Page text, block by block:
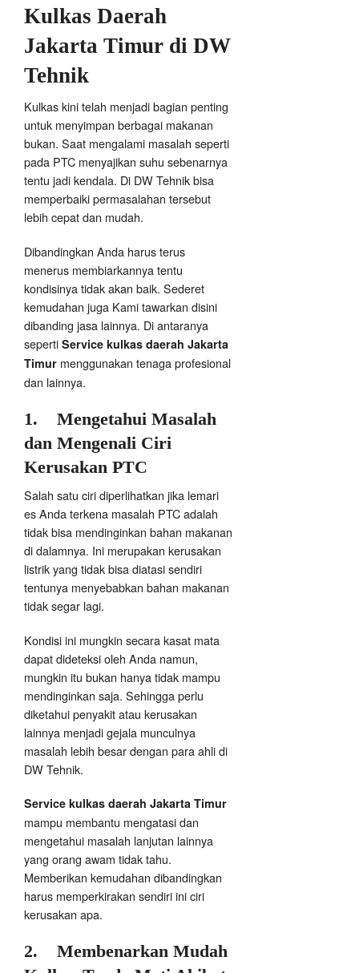
Kulkas Daerah
Jakarta Timur di DW
Tehnik
Kulkas kini telah menjadi bagian penting
untuk menyimpan berbagai makanan
bukan. Saat mengalami masalah seperti
pada PTC menyajikan suhu sebenarnya
tentu jadi kendala. Di DW Tehnik bisa
memperbaiki permasalahan tersebut
lebih cepat dan mudah.
Dibandingkan Anda harus terus
menerus membiarkannya tentu
kondisinya tidak akan baik. Sederet
kemudahan juga Kami tawarkan disini
dibanding jasa lainnya. Di antaranya
seperti Service kulkas daerah Jakarta
Timur menggunakan tenaga profesional
dan lainnya.
1. Mengetahui Masalah
dan Mengenali Ciri
Kerusakan PTC
Salah satu ciri diperlihatkan jika lemari
es Anda terkena masalah PTC adalah
tidak bisa mendinginkan bahan makanan
di dalamnya. Ini merupakan kerusakan
listrik yang tidak bisa diatasi sendiri
tentunya menyebabkan bahan makanan
tidak segar lagi.
Kondisi ini mungkin secara kasat mata
dapat dideteksi oleh Anda namun,
mungkin itu bukan hanya tidak mampu
mendinginkan saja. Sehingga perlu
diketahui penyakit atau kerusakan
lainnya menjadi gejala munculnya
masalah lebih besar dengan para ahli di
DW Tehnik.
Service kulkas daerah Jakarta Timur
mampu membantu mengatasi dan
mengetahui masalah lanjutan lainnya
yang orang awam tidak tahu.
Memberikan kemudahan dibandingkan
harus memperkirakan sendiri ini ciri
kerusakan apa.
2. Membenarkan Mudah